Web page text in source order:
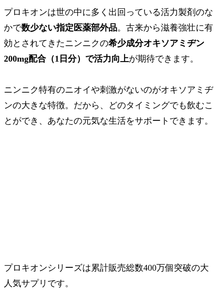
プロキオンは世の中に多く出回っている活力製剤のな
かで数少ない指定医薬部外品。古来から滋養強壮に有
効とされてきたニンニクの希少成分オキソアミヂン
200mg配合（1日分）で活力向上が期待できます。
ニンニク特有のニオイや刺激がないのがオキソアミヂ
ンの大きな特徴。だから、どのタイミングでも飲むこ
とができ、あなたの元気な生活をサポートできます。
プロキオンシリーズは累計販売総数400万個突破の大
人気サプリです。